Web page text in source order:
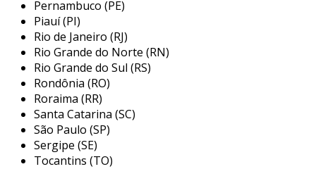
atividades laborais. com sólida experiência no
mercado, a isofita se destaca por fornecer soluções
completas em segurança, adaptadas às
necessidades específicas de cada cliente. a
empresa combina excelência no atendimento com
uma linha de produtos confiável e eficiente,
consolidando-se como parceira estratégica para
empresas que priorizam a segurança de suas
operações e colaboradores.
Pernambuco (PE)
Piauí (PI)
Rio de Janeiro (RJ)
Rio Grande do Norte (RN)
Rio Grande do Sul (RS)
Rondônia (RO)
Roraima (RR)
Santa Catarina (SC)
São Paulo (SP)
Sergipe (SE)
Tocantins (TO)